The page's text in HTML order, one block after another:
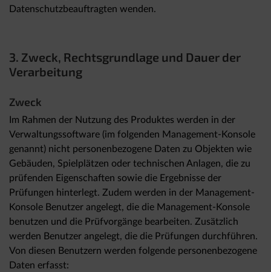
Datenschutzbeauftragten wenden.
3. Zweck, Rechtsgrundlage und Dauer der
Verarbeitung
Zweck
Im Rahmen der Nutzung des Produktes werden in der
Verwaltungssoftware (im folgenden Management-Konsole
genannt) nicht personenbezogene Daten zu Objekten wie
Gebäuden, Spielplätzen oder technischen Anlagen, die zu
prüfenden Eigenschaften sowie die Ergebnisse der
Prüfungen hinterlegt. Zudem werden in der Management-
Konsole Benutzer angelegt, die die Management-Konsole
benutzen und die Prüfvorgänge bearbeiten. Zusätzlich
werden Benutzer angelegt, die die Prüfungen durchführen.
Von diesen Benutzern werden folgende personenbezogene
Daten erfasst: